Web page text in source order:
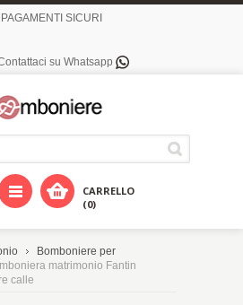
PAGAMENTI SICURI
su Whatsapp
CARRELLO
(0)
Bomboniere per
matrimonio Fantin
calle